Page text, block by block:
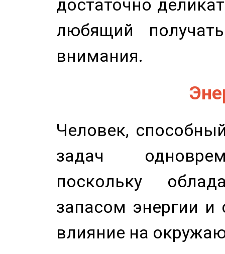
достаточно
любящий
внимания.
Человек,
задач
поскольку
запасом энергии и
влияние на